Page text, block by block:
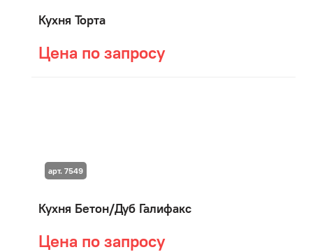
Кухня Торта
Цена по запросу
Кухня Бетон/Дуб Галифакс
Цена по запросу
арт. 7549